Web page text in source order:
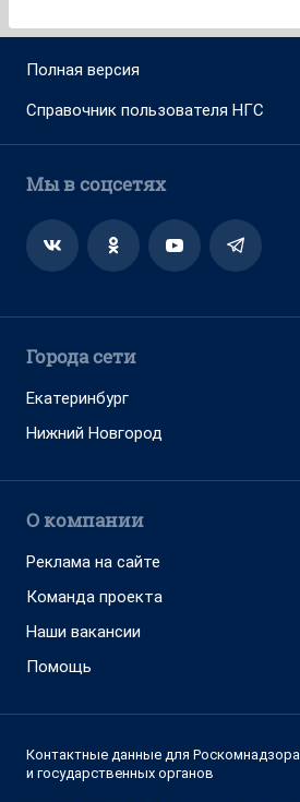
Полная версия
Справочник пользователя НГС
Мы в соцсетях
Города сети
Екатеринбург
Нижний Новгород
О компании
Реклама на сайте
Команда проекта
Наши вакансии
Помощь
Контактные данные для Роскомнадзора
и государственных органов